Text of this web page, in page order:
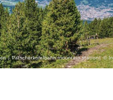
| Patscherkofelbahn mountain station| ©